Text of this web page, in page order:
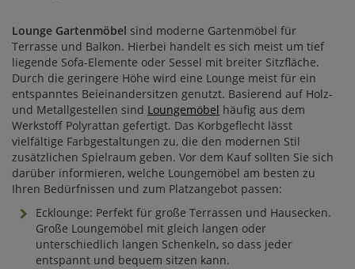
Lounge Gartenmöbel sind moderne Gartenmöbel für
Terrasse und Balkon. Hierbei handelt es sich meist um tief
liegende Sofa-Elemente oder Sessel mit breiter Sitzfläche.
Durch die geringere Höhe wird eine Lounge meist für ein
entspanntes Beieinandersitzen genutzt. Basierend auf Holz-
und Metallgestellen sind Loungemöbel häufig aus dem
Werkstoff Polyrattan gefertigt. Das Korbgeflecht lässt
vielfältige Farbgestaltungen zu, die den modernen Stil
zusätzlichen Spielraum geben. Vor dem Kauf sollten Sie sich
darüber informieren, welche Loungemöbel am besten zu
Ihren Bedürfnissen und zum Platzangebot passen:
Ecklounge: Perfekt für große Terrassen und Hausecken.
Große Loungemöbel mit gleich langen oder
unterschiedlich langen Schenkeln, so dass jeder
entspannt und bequem sitzen kann.